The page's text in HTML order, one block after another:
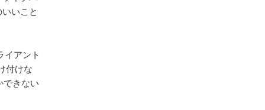
いこと
イアント
付けな
できない